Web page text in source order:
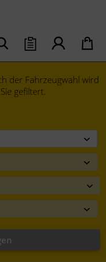
der Fahrzeugwahl wird
gefiltert.